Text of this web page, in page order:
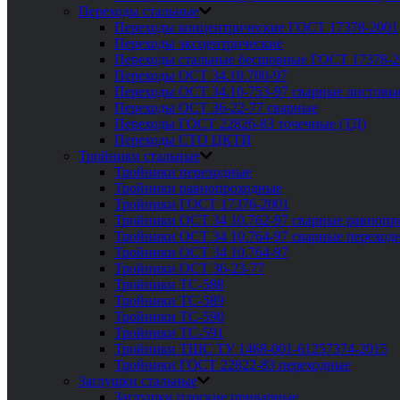
Переходы стальные
Переходы концентрические ГОСТ 17378-2001
Переходы эксцентрические
Переходы стальные бесшовные ГОСТ 17378-
Переходы ОСТ 34.10.700-97
Переходы ОСТ 34.10-753-97 сварные
Переходы ОСТ 36-22-77 сварные
Переходы ГОСТ 22826-83 точечные (ТД)
Переходы СТО ЦКТИ
Тройники стальные
Тройники переходные
Тройники равнопроходные
Тройники ГОСТ 17376-2001
Тройники ОСТ 34 10.762-97 сварные
Тройники ОСТ 34 10.764-97 сварные
Тройники ОСТ 34 10.764-97
Тройники ОСТ 36-23-77
Тройники ТС-588
Тройники ТС-589
Тройники ТС-590
Тройники ТС-591
Тройники ТШС ТУ 1468-001-61257374-2015
Тройники ГОСТ 22822-83 переходные
Заглушки стальные
Заглушки плоские приварные